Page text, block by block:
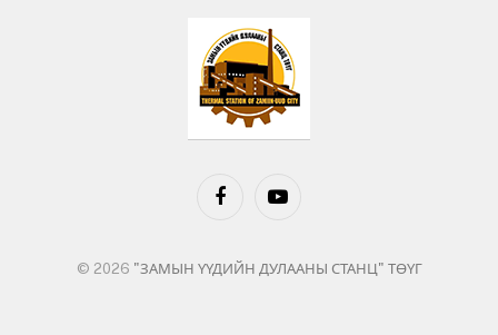
FacebookYouTube
© 2026 "ЗАМЫН ҮҮДИЙН ДУЛААНЫ СТАНЦ" ТӨҮГ